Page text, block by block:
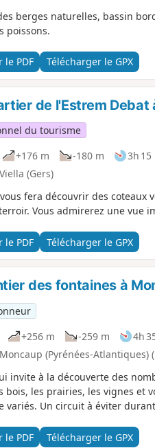
berges naturelles, bassin
poissons.
le PDF Télécharger le GPX
de l'Estrem Debat
du tourisme
+176 m -180 m 3h 15
(Gers)
fera découvrir des coteaux
Vous admirerez une vue
le PDF Télécharger le GPX
des fontaines à
+256 m -259 m 4h
(Pyrénées-Atlantiques)
invite à la découverte des
bois, les prairies, les vignes et
variés. Un circuit à éviter
le PDF Télécharger le GPX